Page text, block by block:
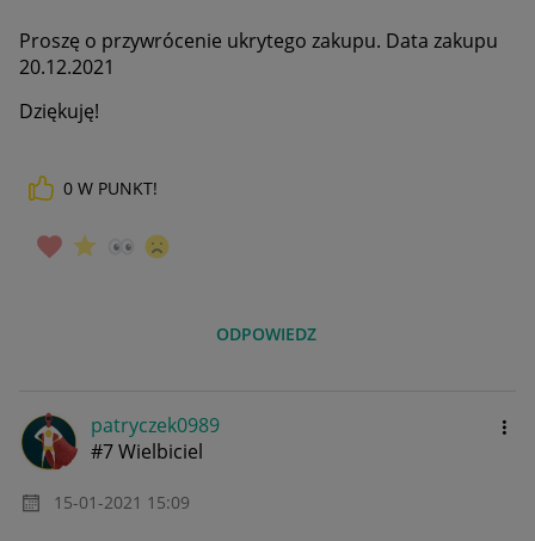
Proszę o przywrócenie ukrytego zakupu. Data zakupu
20.12.2021
Dziękuję!
0 W PUNKT!
ODPOWIEDZ
patryczek0989
#7 Wielbiciel
‎15-01-2021 15:09